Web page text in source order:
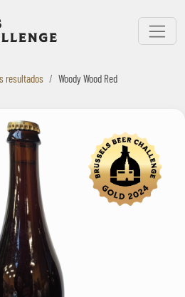
Bruxelles Beer Challenge
Menu
resultados Woody Wood Red